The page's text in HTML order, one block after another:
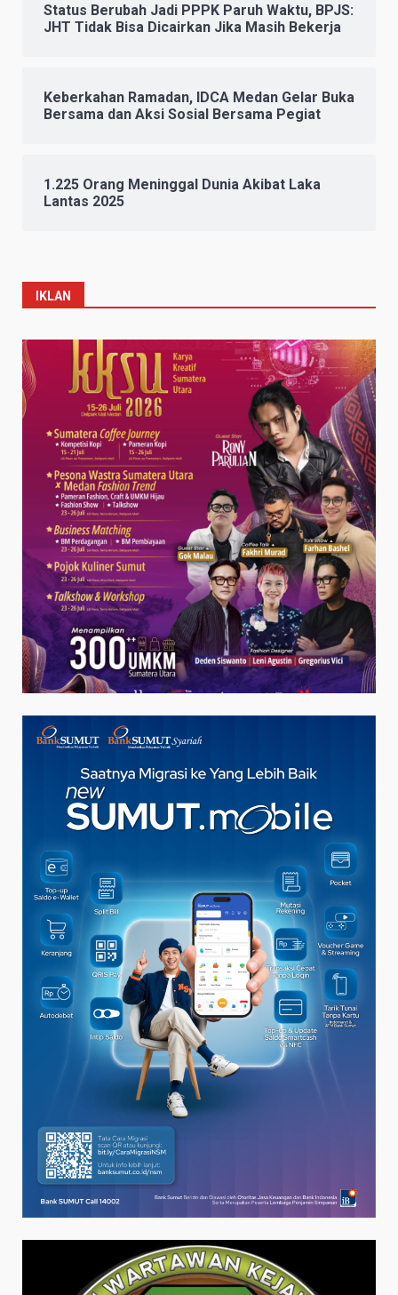
Status Berubah Jadi PPPK Paruh Waktu, BPJS:
JHT Tidak Bisa Dicairkan Jika Masih Bekerja
Keberkahan Ramadan, IDCA Medan Gelar Buka
Bersama dan Aksi Sosial Bersama Pegiat
1.225 Orang Meninggal Dunia Akibat Laka
Lantas 2025
IKLAN